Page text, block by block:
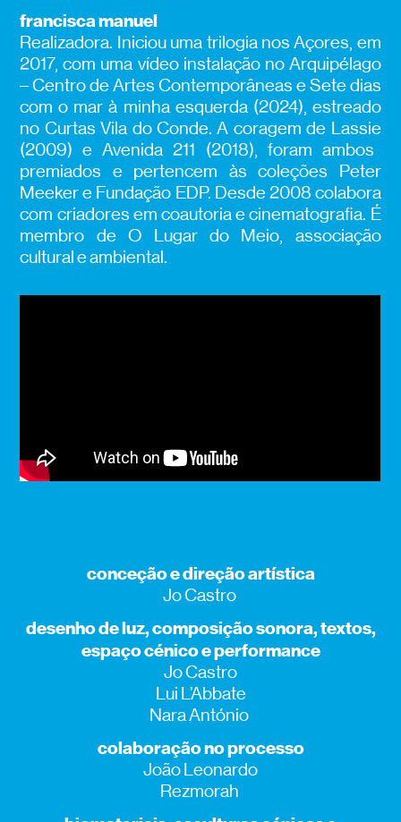
francisca manuel
Realizadora. Iniciou uma trilogia nos Açores, em
2017, com uma vídeo instalação no Arquipélago
– Centro de Artes Contemporâneas eSete dias
com o mar à minha esquerda (2024), estreado
no Curtas Vila do Conde.A coragem de Lassie
(2009) eAvenida 211 (2018), foram ambos
premiados e pertencem às coleções Peter
Meekere Fundação EDP. Desde 2008 colabora
com criadores em coautoriaecinematografia. É
membro de O Lugar do Meio, associação
cultural e ambiental.
conceção e direção artística
Jo Castro
desenho de luz, composição sonora, textos,
espaço cénico e performance
Jo Castro
Lui L’Abbate
Nara António
colaboração no processo
João Leonardo
Rezmorah